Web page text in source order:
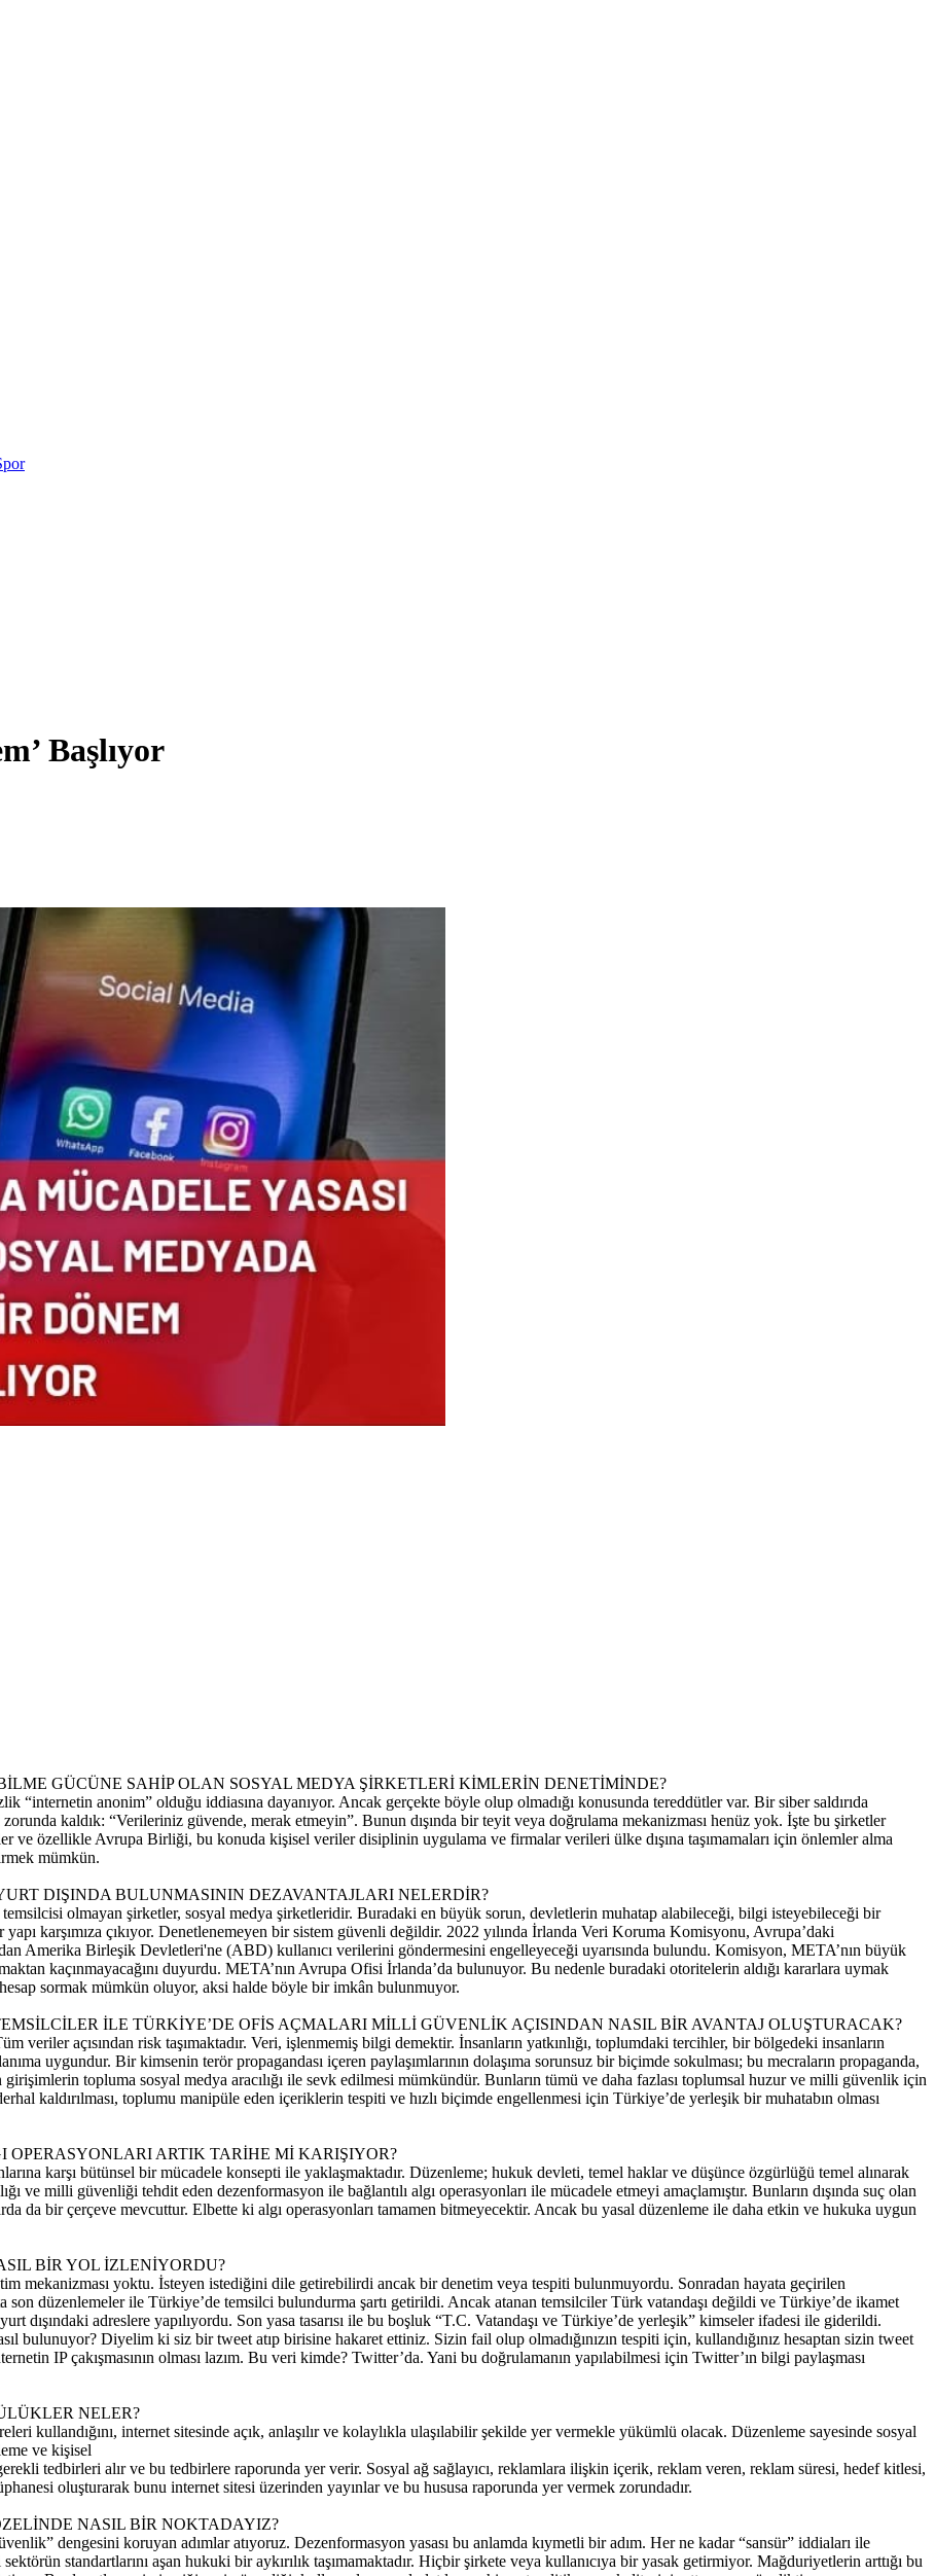
Başlıyor
GÜCÜNE SAHİP OLAN SOSYAL MEDYA ŞİRKETLERİ KİMLERİN DENETİMİNDE?
“internetin anonim” olduğu iddiasına dayanıyor. Ancak gerçekte böyle olup olmadığı konusunda tereddütler var. Bir siber saldırıda
kaldık: “Verileriniz güvende, merak etmeyin”. Bunun dışında bir teyit veya doğrulama mekanizması henüz yok. İşte bu şirketler
ve özellikle Avrupa Birliği, bu konuda kişisel veriler disiplinin uygulama ve firmalar verileri ülke dışına taşımamaları için önlemler alma
mümkün.
DIŞINDA BULUNMASININ DEZAVANTAJLARI NELERDİR?
olmayan şirketler, sosyal medya şirketleridir. Buradaki en büyük sorun, devletlerin muhatap alabileceği, bilgi isteyebileceği bir
karşımıza çıkıyor. Denetlenemeyen bir sistem güvenli değildir. 2022 yılında İrlanda Veri Koruma Komisyonu, Avrupa’daki
Amerika Birleşik Devletleri'ne (ABD) kullanıcı verilerini göndermesini engelleyeceği uyarısında bulundu. Komisyon, META’nın büyük
kaçınmayacağını duyurdu. META’nın Avrupa Ofisi İrlanda’da bulunuyor. Bu nedenle buradaki otoritelerin aldığı kararlara uymak
sormak mümkün oluyor, aksi halde böyle bir imkân bulunmuyor.
İLE TÜRKİYE’DE OFİS AÇMALARI MİLLİ GÜVENLİK AÇISINDAN NASIL BİR AVANTAJ OLUŞTURACAK?
veriler açısından risk taşımaktadır. Veri, işlenmemiş bilgi demektir. İnsanların yatkınlığı, toplumdaki tercihler, bir bölgedeki insanların
uygundur. Bir kimsenin terör propagandası içeren paylaşımlarının dolaşıma sorunsuz bir biçimde sokulması; bu mecraların propaganda,
topluma sosyal medya aracılığı ile sevk edilmesi mümkündür. Bunların tümü ve daha fazlası toplumsal huzur ve milli güvenlik için
kaldırılması, toplumu manipüle eden içeriklerin tespiti ve hızlı biçimde engellenmesi için Türkiye’de yerleşik bir muhatabın olması
OPERASYONLARI ARTIK TARİHE Mİ KARIŞIYOR?
karşı bütünsel bir mücadele konsepti ile yaklaşmaktadır. Düzenleme; hukuk devleti, temel haklar ve düşünce özgürlüğü temel alınarak
ve milli güvenliği tehdit eden dezenformasyon ile bağlantılı algı operasyonları ile mücadele etmeyi amaçlamıştır. Bunların dışında suç olan
da bir çerçeve mevcuttur. Elbette ki algı operasyonları tamamen bitmeyecektir. Ancak bu yasal düzenleme ile daha etkin ve hukuka uygun
BİR YOL İZLENİYORDU?
mekanizması yoktu. İsteyen istediğini dile getirebilirdi ancak bir denetim veya tespiti bulunmuyordu. Sonradan hayata geçirilen
son düzenlemeler ile Türkiye’de temsilci bulundurma şartı getirildi. Ancak atanan temsilciler Türk vatandaşı değildi ve Türkiye’de ikamet
dışındaki adreslere yapılıyordu. Son yasa tasarısı ile bu boşluk “T.C. Vatandaşı ve Türkiye’de yerleşik” kimseler ifadesi ile giderildi.
bulunuyor? Diyelim ki siz bir tweet atıp birisine hakaret ettiniz. Sizin fail olup olmadığınızın tespiti için, kullandığınız hesaptan sizin tweet
IP çakışmasının olması lazım. Bu veri kimde? Twitter’da. Yani bu doğrulamanın yapılabilmesi için Twitter’ın bilgi paylaşması
NELER?
kullandığını, internet sitesinde açık, anlaşılır ve kolaylıkla ulaşılabilir şekilde yer vermekle yükümlü olacak. Düzenleme sayesinde sosyal
ve kişisel
tedbirleri alır ve bu tedbirlere raporunda yer verir. Sosyal ağ sağlayıcı, reklamlara ilişkin içerik, reklam veren, reklam süresi, hedef kitlesi,
oluşturarak bunu internet sitesi üzerinden yayınlar ve bu hususa raporunda yer vermek zorundadır.
NASIL BİR NOKTADAYIZ?
dengesini koruyan adımlar atıyoruz. Dezenformasyon yasası bu anlamda kıymetli bir adım. Her ne kadar “sansür” iddiaları ile
standartlarını aşan hukuki bir aykırılık taşımamaktadır. Hiçbir şirkete veya kullanıcıya bir yasak getirmiyor. Mağduriyetlerin arttığı bu